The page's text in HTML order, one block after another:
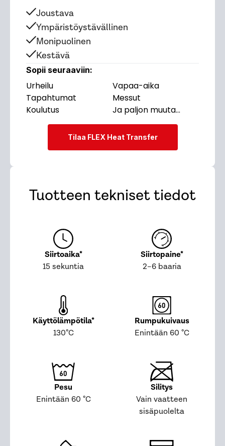
Joustava
Ympäristöystävällinen
Monipuolinen
Kestävä
Sopii seuraaviin:
Urheilu
Vapaa-aika
Tapahtumat
Messut
Koulutus
Ja paljon muuta...
Tilaa FLEX Heat Transfer
Tuotteen tekniset tiedot
Siirtoaika*
15 sekuntia
Siirtopaine*
2–6 baaria
Käyttölämpötila*
130°C
Rumpukuivaus
Enintään 60 °C
Pesu
Enintään 60 °C
Silitys
Vain vaatteen
sisäpuolelta